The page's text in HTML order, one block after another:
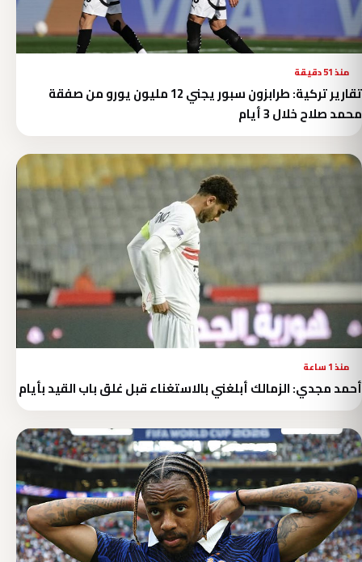
منذ 51 دقيقة
تقارير تركية: طرابزون سبور يجني 12 مليون يورو من صفقة
محمد صلاح خلال 3 أيام
منذ 1 ساعة
أحمد مجدي: الزمالك أبلغني بالاستغناء قبل غلق باب القيد بأيام